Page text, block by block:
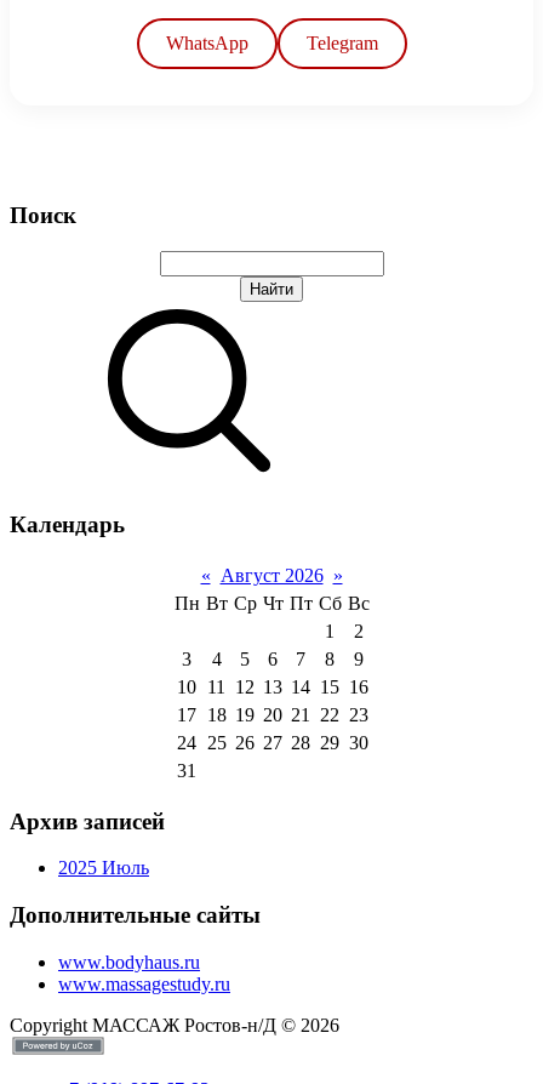
WhatsApp Telegram
Поиск
Календарь
« Август 2026 »
Пн Вт Ср Чт Пт Сб Вс
1
2
3
4 5 6 7 8
9
10 11 12 13 14 15 16
17 18 19 20 21 22 23
24 25 26 27 28 29 30
31
Архив записей
2025 Июль
Дополнительные сайты
www.bodyhaus.ru
www.massagestudy.ru
Copyright МАССАЖ Ростов-н/Д © 2026